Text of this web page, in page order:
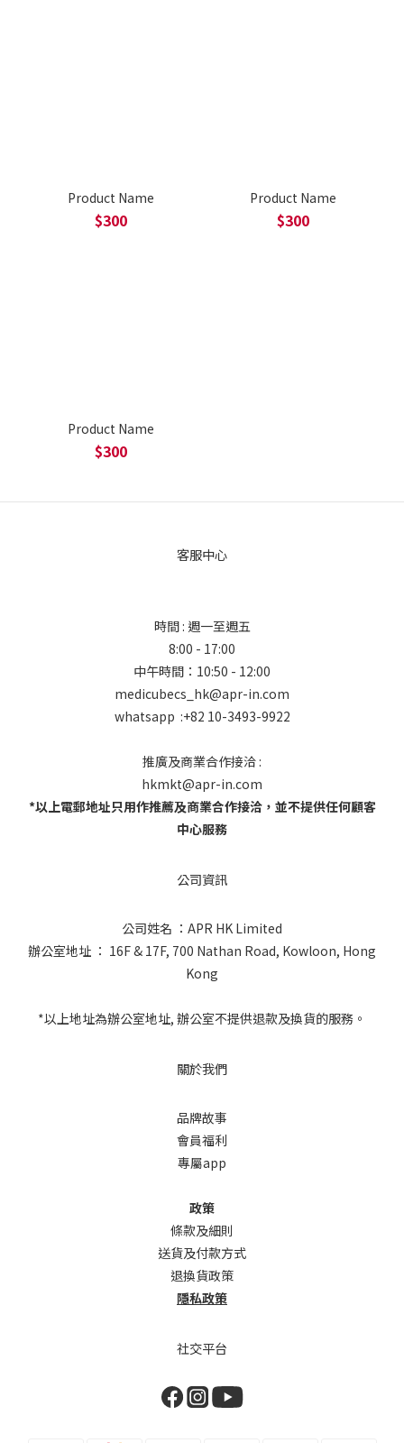
Product Name
$300
Product Name
$300
Product Name
$300
客服中心
時間 : 週一至週五
8:00 - 17:00
中午時間：10:50 - 12:00
medicubecs_hk@apr-in.com
whatsapp :+82 10-3493-9922
推廣及商業合作接洽 :
hkmkt@apr-in.com
*以上電郵地址只用作推薦及商業合作接洽，並不提供任何顧客
中心服務
公司資訊
公司姓名 ：APR HK Limited
辦公室地址 ： 16F & 17F, 700 Nathan Road, Kowloon, Hong
Kong
*以上地址為辦公室地址, 辦公室不提供退款及換貨的服務。
關於我們
品牌故事
會員福利
專屬app
政策
條款及細則
送貨及付款方式
退換貨政策
隱私政策
社交平台